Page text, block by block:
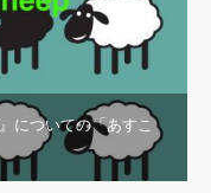
についての「あすこ